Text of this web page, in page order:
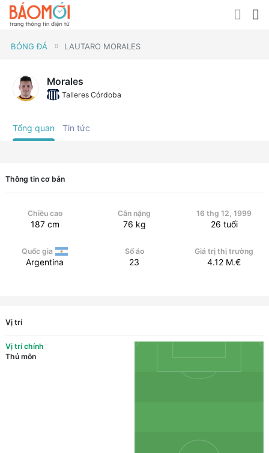
BÓNG ĐÁ LAUTARO MORALES
Morales
Talleres Córdoba
Tổng quan Tin tức
Thông tin cơ bản
Chiều cao
187cm
Cân nặng
76 kg
16 thg 12, 1999
26 tuổi
Quốc gia
Argentina
Số áo
23
Giá trị thị trường
4.12 M.€
Vị trí
Vị trí chính
Thủ môn